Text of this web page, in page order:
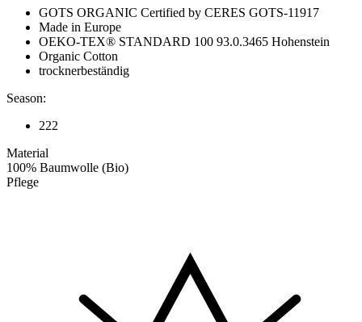
GOTS ORGANIC Certified by CERES GOTS-11917
Made in Europe
OEKO-TEX® STANDARD 100 93.0.3465 Hohenstein
Organic Cotton
trocknerbeständig
Season:
222
Material
100% Baumwolle (Bio)
Pflege